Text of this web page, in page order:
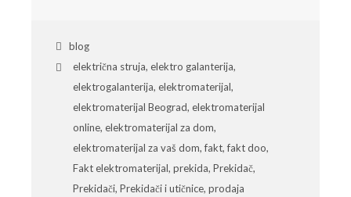
blog
električna struja, elektro galanterija,
elektrogalanterija, elektromaterijal,
elektromaterijal Beograd, elektromaterijal
online, elektromaterijal za dom,
elektromaterijal za vaš dom,fakt,fakt doo,
Fakt elektromaterijal, prekida, Prekidač,
Prekidači, Prekidači i utičnice, prodaja